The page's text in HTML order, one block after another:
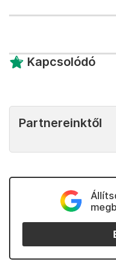
Kapcsolódó
Partnereinktől